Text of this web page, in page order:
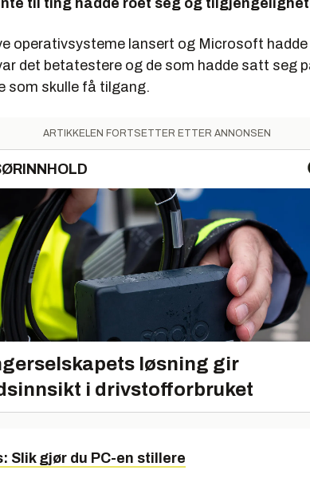
til ting hadde roet seg og
operativsysteme lansert og Microsoft
det betatestere og de som hadde satt seg
som skulle få tilgang.
ARTIKKELEN FORTSETTER ETTER ANNONSEN
løsning gir
i drivstofforbruket
Slik gjør du PC-en stillere